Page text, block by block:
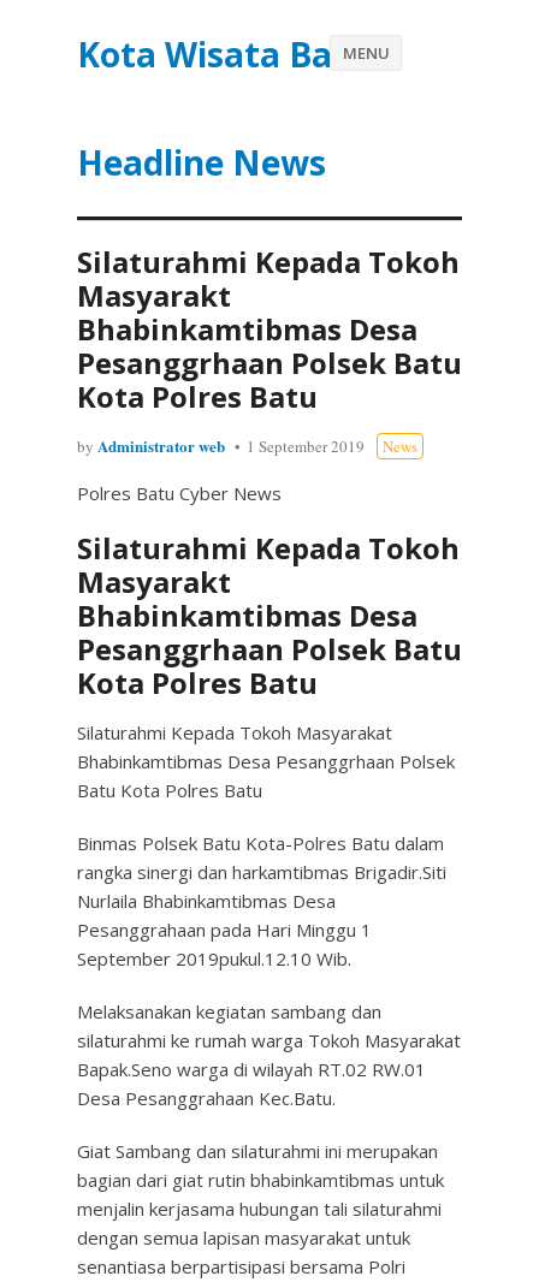
Kota Wisata Batu
Headline News
MENU
Silaturahmi Kepada Tokoh
Masyarakt
Bhabinkamtibmas Desa
Pesanggrhaan Polsek Batu
Kota Polres Batu
by Administrator web 1 September 2019 News
Polres Batu Cyber News
Silaturahmi Kepada Tokoh
Masyarakt
Bhabinkamtibmas Desa
Pesanggrhaan Polsek Batu
Kota Polres Batu
Silaturahmi Kepada Tokoh Masyarakat
Bhabinkamtibmas Desa Pesanggrhaan Polsek
Batu Kota Polres Batu
Binmas Polsek Batu Kota-Polres Batu dalam
rangka sinergi dan harkamtibmas Brigadir.Siti
Nurlaila Bhabinkamtibmas Desa
Pesanggrahaan pada Hari Minggu 1
September 2019pukul.12.10 Wib.
Melaksanakan kegiatan sambang dan
silaturahmi ke rumah warga Tokoh Masyarakat
Bapak.Seno warga di wilayah RT.02 RW.01
Desa Pesanggrahaan Kec.Batu.
Giat Sambang dan silaturahmi ini merupakan
bagian dari giat rutin bhabinkamtibmas untuk
menjalin kerjasama hubungan tali silaturahmi
dengan semua lapisan masyarakat untuk
senantiasa berpartisipasi bersama Polri